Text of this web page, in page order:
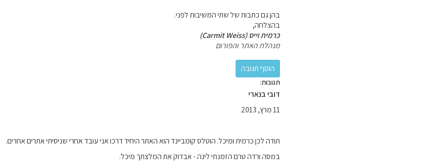
בהן גם כתבות של שתי המשיבות לפני.
בהצלחה,
כרמית וייס (Carmit Weiss)
מנהלת האתר והפורום
תגובות:
דובי בנארי
11 מרץ, 2013
תודה לכן כרמית ומיכל. הוטלס קומביינד הוא האתר היחיד דרכו אני עובד אחרי שניסיתי אתרים אחרים.
במסה ורדה טרם הזמנתי לינה - אבדוק את המלצתך מיכל.